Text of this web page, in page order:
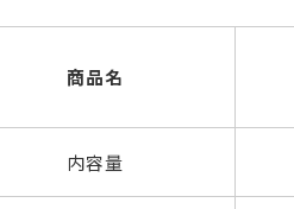
商品名
内容量